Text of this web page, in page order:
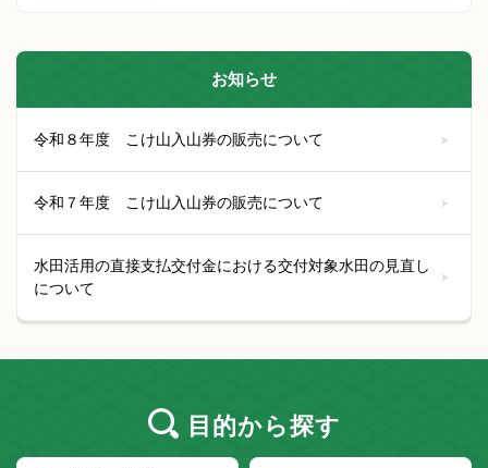
お知らせ
令和８年度 こけ山入山券の販売について
令和７年度 こけ山入山券の販売について
水田活用の直接支払交付金における交付対象水田の見直し
について
目的から探す